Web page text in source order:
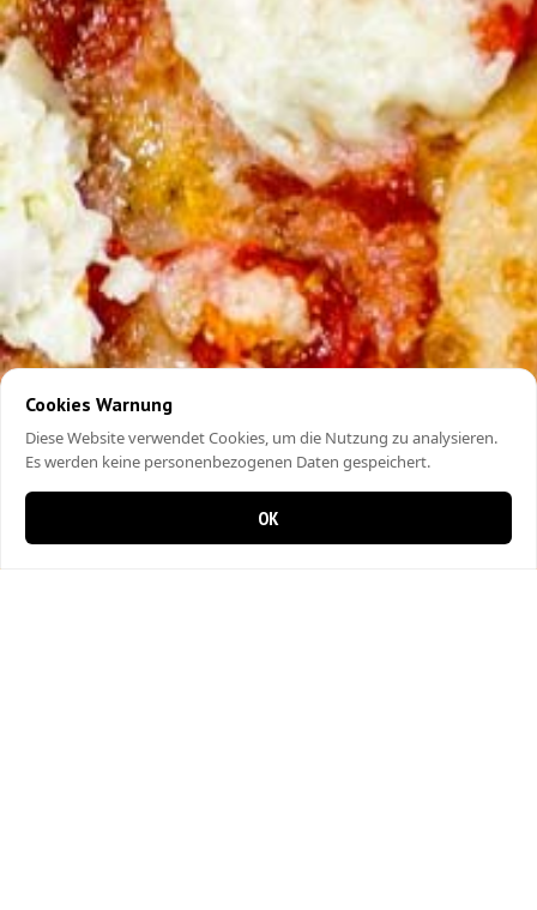
Cookies Warnung
Diese Website verwendet Cookies, um die Nutzung zu analysieren.
Es werden keine personenbezogenen Daten gespeichert.
OK